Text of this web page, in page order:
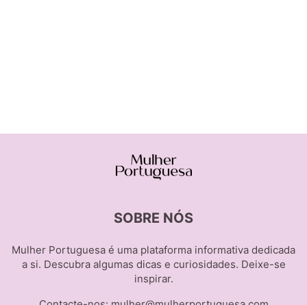
SOBRE NÓS
Mulher Portuguesa é uma plataforma informativa dedicada
a si. Descubra algumas dicas e curiosidades. Deixe-se
inspirar.